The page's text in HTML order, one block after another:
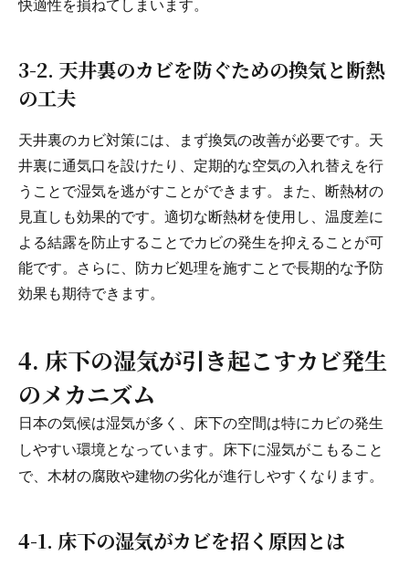
快適性を損ねてしまいます。
3-2. 天井裏のカビを防ぐための換気と断熱
の工夫
天井裏のカビ対策には、まず換気の改善が必要です。天
井裏に通気口を設けたり、定期的な空気の入れ替えを行
うことで湿気を逃がすことができます。また、断熱材の
見直しも効果的です。適切な断熱材を使用し、温度差に
よる結露を防止することでカビの発生を抑えることが可
能です。さらに、防カビ処理を施すことで長期的な予防
効果も期待できます。
4. 床下の湿気が引き起こすカビ発生
のメカニズム
日本の気候は湿気が多く、床下の空間は特にカビの発生
しやすい環境となっています。床下に湿気がこもること
で、木材の腐敗や建物の劣化が進行しやすくなります。
4-1. 床下の湿気がカビを招く原因とは